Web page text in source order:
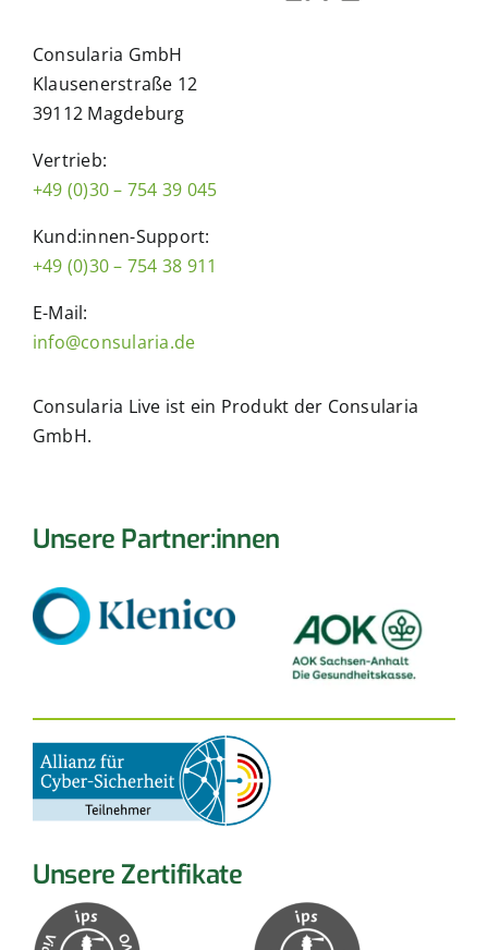
Consularia GmbH
Klausenerstraße 12
39112 Magdeburg
Vertrieb:
+49 (0)30 – 754 39 045
Kund:innen-Support:
+49 (0)30 – 754 38 911
E-Mail:
info@consularia.de
Consularia Live ist ein Produkt der Consularia
GmbH.
Unsere Partner:innen
Unsere Zertifikate